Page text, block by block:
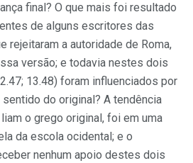
final? O que mais foi resultado
de alguns escritores das
rejeitaram a autoridade de Roma,
versão; e todavia nestes dois
13.48) foram influenciados por
do original? A tendência
o grego original, foi em uma
da escola ocidental; e o
nenhum apoio destes dois